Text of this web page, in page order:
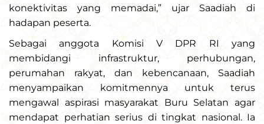
konektivitas yang memadai,” ujar Saadiah di
hadapan peserta.
Sebagai anggota Komisi V DPR RI yang
membidangi infrastruktur, perhubungan,
perumahan rakyat, dan kebencanaan, Saadiah
menyampaikan komitmennya untuk terus
mengawal aspirasi masyarakat Buru Selatan agar
mendapat perhatian serius di tingkat nasional. Ia